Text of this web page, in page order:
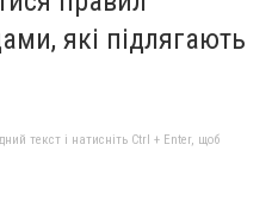
які підлягають
текст і натисніть Ctrl + Enter, щоб